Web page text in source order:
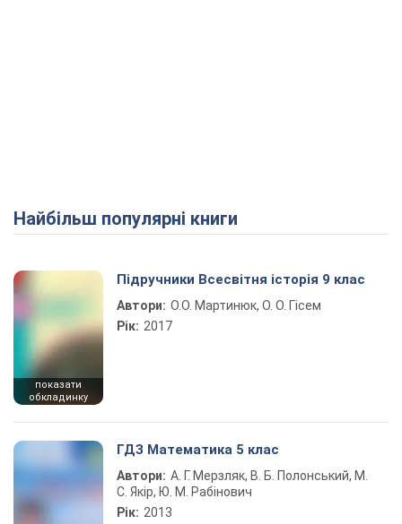
Найбільш популярні книги
показати
обкладинку
Підручники Всесвітня історія 9 клас
Автори: О.О. Мартинюк, О. О. Гісем
Рік: 2017
ГДЗ Математика 5 клас
Автори: А. Г. Мерзляк, В. Б. Полонський, М.
С. Якір, Ю. М. Рабінович
Рік: 2013